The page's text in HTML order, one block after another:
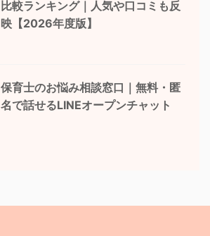
比較ランキング｜人気や口コミも反
映【2026年度版】
保育士のお悩み相談窓口｜無料・匿
名で話せるLINEオープンチャット